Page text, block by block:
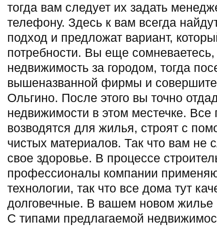
тогда вам следует их задать
телефону. Здесь к вам всегда
подход и предложат вариант,
потребности. Вы еще
недвижимость за городом, тогда
вышеназванной фирмы и совершите
Ольгино. После этого вы точно
недвижимости в этом местечке. Все
возводятся для жилья, строят с
чистых материалов. Так что вам не
свое здоровье. В процессе
профессионалы компании
технологии, так что все дома тут
долговечные. В вашем новом жилье
С типами предлагаемой